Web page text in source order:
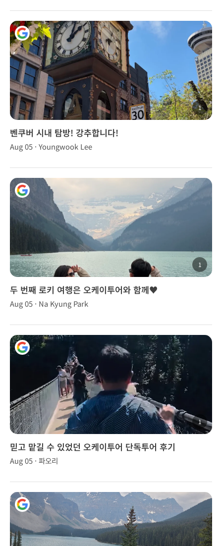
1
벤쿠버 시내 탐방! 강추합니다!
Aug 05 · Youngwook Lee
1
두 번째 로키 여행은 오케이투어와 함께♥️
Aug 05 · Na Kyung Park
1
믿고 맡길 수 있었던 오케이투어 단독투어 후기
Aug 05 · 파오리